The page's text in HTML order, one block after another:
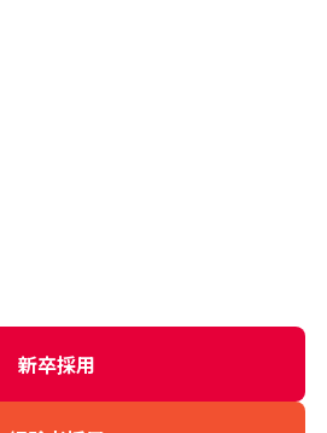
新卒採用